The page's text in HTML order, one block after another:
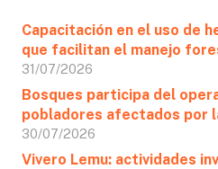
Capacitación en el uso de
que facilitan el manejo
31/07/2026
Bosques participa del
pobladores afectados por
30/07/2026
Vivero Lemu: actividades